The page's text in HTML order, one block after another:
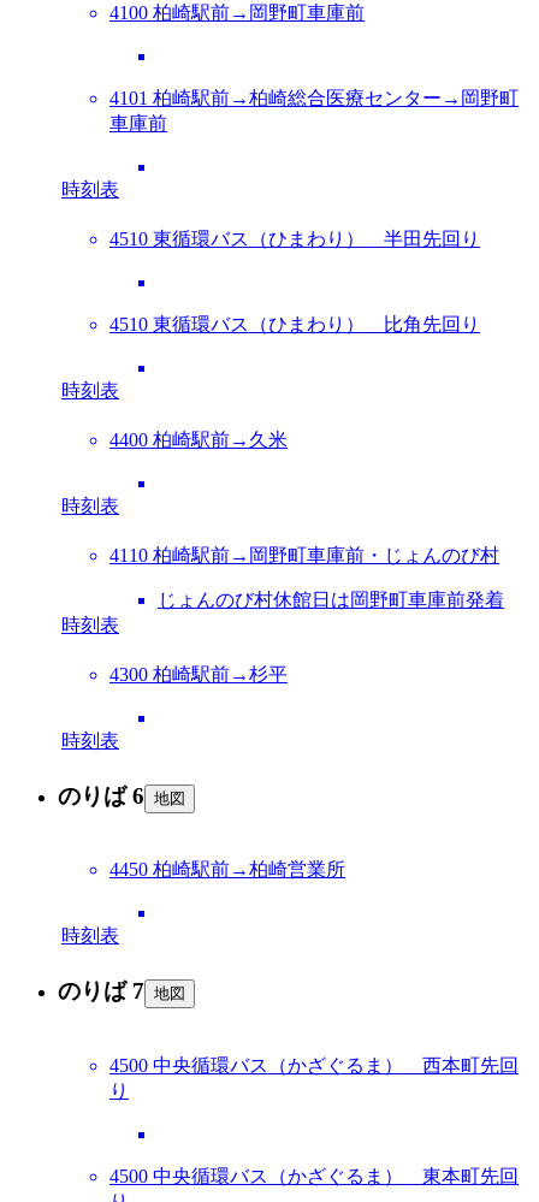
4100 柏崎駅前→岡野町車庫前
4101 柏崎駅前→柏崎総合医療センター→岡野町
車庫前
時刻表
4510 東循環バス（ひまわり） 半田先回り
4510 東循環バス（ひまわり） 比角先回り
時刻表
4400 柏崎駅前→久米
時刻表
4110 柏崎駅前→岡野町車庫前・じょんのび村
じょんのび村休館日は岡野町車庫前発着
時刻表
4300 柏崎駅前→杉平
時刻表
のりば 6 地図
4450 柏崎駅前→柏崎営業所
時刻表
のりば 7 地図
4500 中央循環バス（かざぐるま） 西本町先回
り
4500 中央循環バス（かざぐるま） 東本町先回